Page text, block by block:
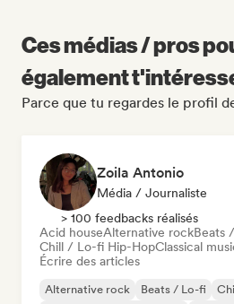
Ces médias / pros
également
Parce que tu regardes le profil
Zoila Antonio
Média / Journaliste
> 100 feedbacks réalisés
Acid houseAlternative rockBeats
Chill / Lo-fi Hip-HopClassical
Écrire des articles
Alternative rock Beats / Lo-fi